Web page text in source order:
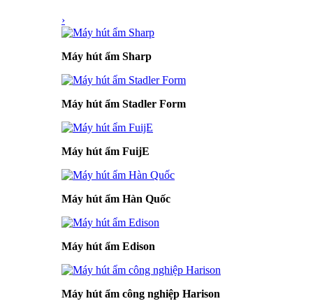
›
Máy hút ẩm Sharp
Máy hút ẩm Stadler Form
Máy hút ẩm FuijE
Máy hút ẩm Hàn Quốc
Máy hút ẩm Edison
Máy hút ẩm công nghiệp Harison